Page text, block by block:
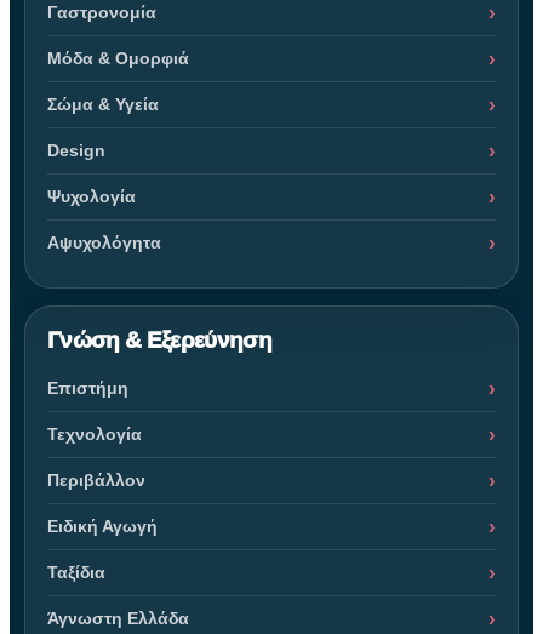
Γαστρονομία
Μόδα & Ομορφιά
Σώμα & Υγεία
Design
Ψυχολογία
Αψυχολόγητα
Γνώση & Εξερεύνηση
Επιστήμη
Τεχνολογία
Περιβάλλον
Ειδική Αγωγή
Ταξίδια
Άγνωστη Ελλάδα